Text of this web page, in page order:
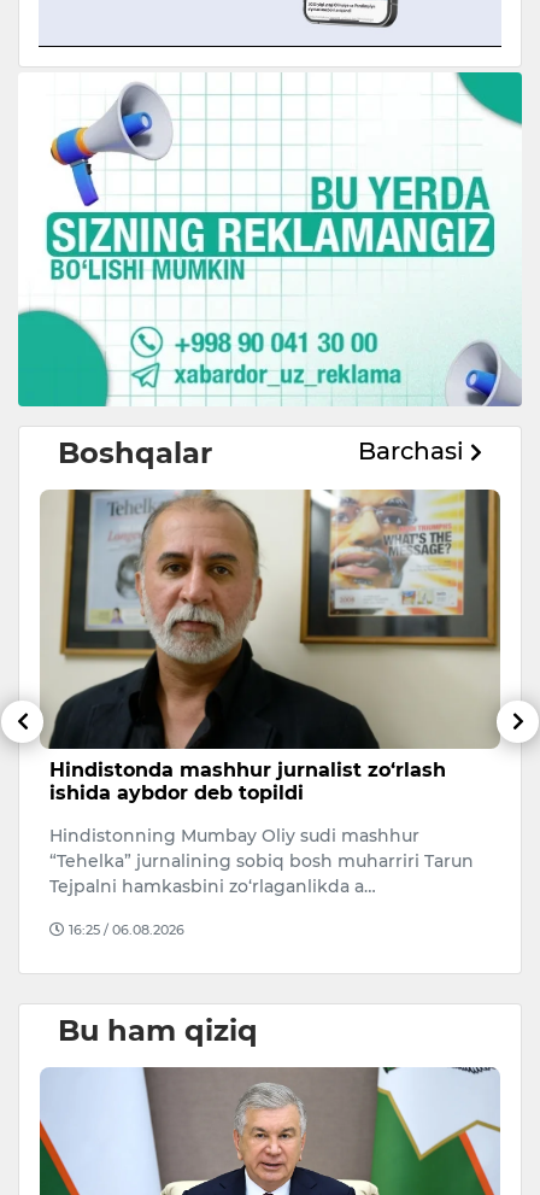
Boshqalar Barchasi
Hindistonda mashhur jurnalist zo‘rlash
ishida aybdor deb topildi
Hindistonning Mumbay Oliy sudi mashhur
“Tehelka” jurnalining sobiq bosh muharriri Tarun
Tejpalni hamkasbini zo‘rlaganlikda a…
16:25 / 06.08.2026
Bu ham qiziq